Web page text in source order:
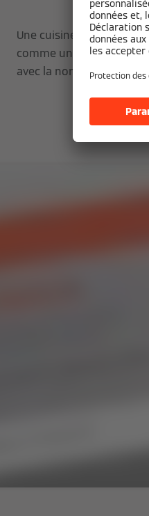
Une cuisine
comme une pièce
avec la norme DIN 4109,